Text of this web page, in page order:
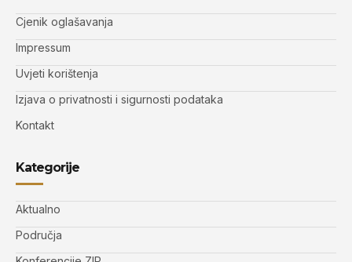
Cjenik oglašavanja
Impressum
Uvjeti korištenja
Izjava o privatnosti i sigurnosti podataka
Kontakt
Kategorije
Aktualno
Područja